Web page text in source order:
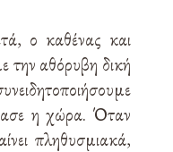
ο καθένας και
την αθόρυβη δική
η χώρα. Όταν
πληθυσμιακά,